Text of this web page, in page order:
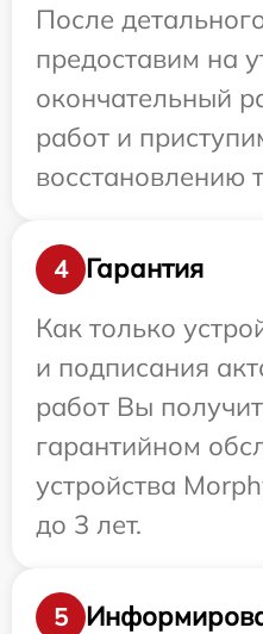
После
предоставим на
окончательный
работ и
восстановлению
4
Гарантия
Как только
и подписания
работ Вы
гарантийном
устройства
до 3 лет.
5